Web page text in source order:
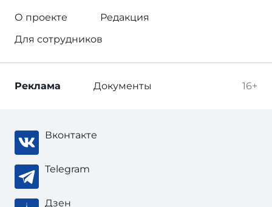
О проекте
Редакция
Для сотрудников
16+
Реклама Документы
Вконтакте
Telegram
Дзен